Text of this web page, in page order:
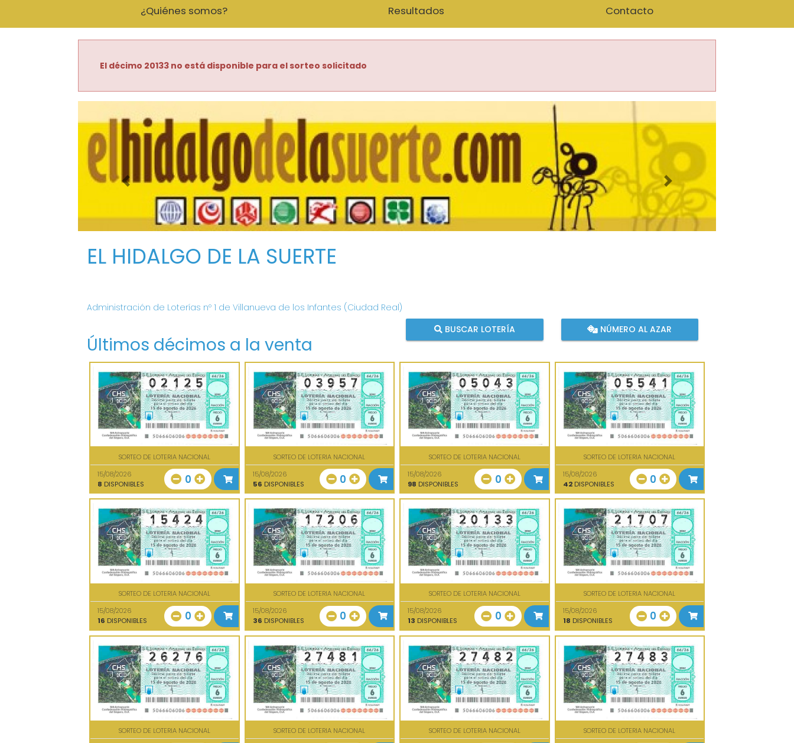
¿Quiénes somos? Resultados Contacto
El décimo 20133 no está disponible para el sorteo solicitado
Imagen anterior Imagen siguiente
EL HIDALGO DE LA SUERTE
Administración de Loterías nº 1 de Villanueva de los Infantes (Ciudad Real)
Últimos décimos a la venta
BUSCAR LOTERÍA NÚMERO AL AZAR
SORTEO DE LOTERIA NACIONAL
15/08/2026
8 DISPONIBLES 0
SORTEO DE LOTERIA NACIONAL
15/08/2026
56 DISPONIBLES 0
SORTEO DE LOTERIA NACIONAL
15/08/2026
98 DISPONIBLES 0
SORTEO DE LOTERIA NACIONAL
15/08/2026
42DISPONIBLES 0
SORTEO DE LOTERIA NACIONAL
15/08/2026
16 DISPONIBLES 0
SORTEO DE LOTERIA NACIONAL
15/08/2026
36 DISPONIBLES 0
SORTEO DE LOTERIA NACIONAL
15/08/2026
13 DISPONIBLES 0
SORTEO DE LOTERIA NACIONAL
15/08/2026
18 DISPONIBLES 0
SORTEO DE LOTERIA NACIONAL
SORTEO DE LOTERIA NACIONAL
SORTEO DE LOTERIA NACIONAL
SORTEO DE LOTERIA NACIONAL